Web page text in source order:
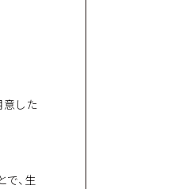
した
、生